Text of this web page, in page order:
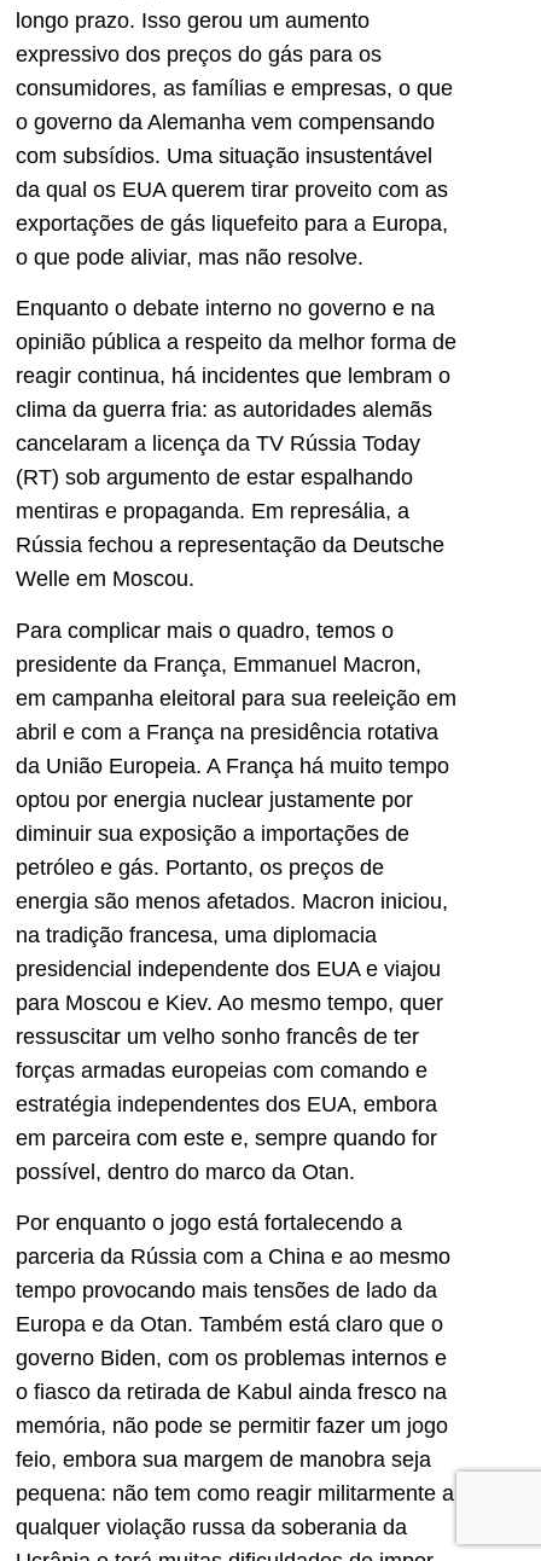
longo prazo. Isso gerou um aumento
expressivo dos preços do gás para os
consumidores, as famílias e empresas, o que
o governo da Alemanha vem compensando
com subsídios. Uma situação insustentável
da qual os EUA querem tirar proveito com as
exportações de gás liquefeito para a Europa,
o que pode aliviar, mas não resolve.
Enquanto o debate interno no governo e na
opinião pública a respeito da melhor forma de
reagir continua, há incidentes que lembram o
clima da guerra fria: as autoridades alemãs
cancelaram a licença da TV Rússia Today
(RT) sob argumento de estar espalhando
mentiras e propaganda. Em represália, a
Rússia fechou a representação da Deutsche
Welle em Moscou.
Para complicar mais o quadro, temos o
presidente da França, Emmanuel Macron,
em campanha eleitoral para sua reeleição em
abril e com a França na presidência rotativa
da União Europeia. A França há muito tempo
optou por energia nuclear justamente por
diminuir sua exposição a importações de
petróleo e gás. Portanto, os preços de
energia são menos afetados. Macron iniciou,
na tradição francesa, uma diplomacia
presidencial independente dos EUA e viajou
para Moscou e Kiev. Ao mesmo tempo, quer
ressuscitar um velho sonho francês de ter
forças armadas europeias com comando e
estratégia independentes dos EUA, embora
em parceira com este e, sempre quando for
possível, dentro do marco da Otan.
Por enquanto o jogo está fortalecendo a
parceria da Rússia com a China e ao mesmo
tempo provocando mais tensões de lado da
Europa e da Otan. Também está claro que o
governo Biden, com os problemas internos e
o fiasco da retirada de Kabul ainda fresco na
memória, não pode se permitir fazer um jogo
feio, embora sua margem de manobra seja
pequena: não tem como reagir militarmente a
qualquer violação russa da soberania da